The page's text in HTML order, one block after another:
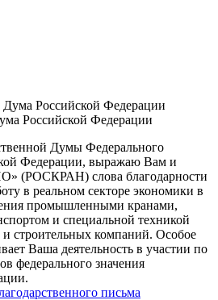
Российской Федерации
Думы Федерального
Федерации, выражаю Вам и
(РОСКРАН) слова благодарности
в реальном секторе экономики в
промышленными кранами,
и специальной техникой
строительных компаний. Особое
Ваша деятельность в участии по
федерального значения
письма